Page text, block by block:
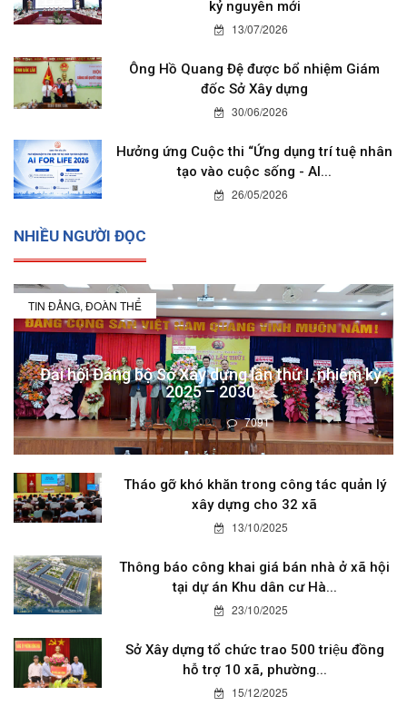
kỷ nguyên mới
13/07/2026
Ông Hồ Quang Đệ được bổ nhiệm Giám
đốc Sở Xây dựng
30/06/2026
Hưởng ứng Cuộc thi “Ứng dụng trí tuệ nhân
tạo vào cuộc sống - AI...
26/05/2026
NHIỀU NGƯỜI ĐỌC
TIN ĐẢNG, ĐOÀN THỂ
Đại hội Đảng bộ Sở Xây dựng lần thứ I, nhiệm kỳ
2025 – 2030
19/08/2025 7091
Tháo gỡ khó khăn trong công tác quản lý
xây dựng cho 32 xã
13/10/2025
Thông báo công khai giá bán nhà ở xã hội
tại dự án Khu dân cư Hà...
23/10/2025
Sở Xây dựng tổ chức trao 500 triệu đồng
hỗ trợ 10 xã, phường...
15/12/2025